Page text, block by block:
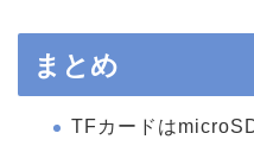
まとめ
TFカードは